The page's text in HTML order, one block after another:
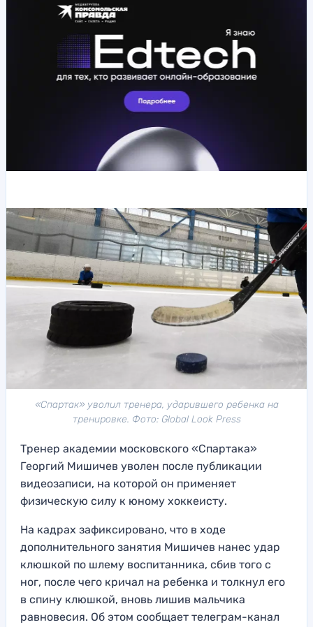
«Спартак» уволил тренера, ударившего ребенка на
тренировке. Фото: Global Look Press
Тренер академии московского «Спартака»
Георгий Мишичев уволен после публикации
видеозаписи, на которой он применяет
физическую силу к юному хоккеисту.
На кадрах зафиксировано, что в ходе
дополнительного занятия Мишичев нанес удар
клюшкой по шлему воспитанника, сбив того с
ног, после чего кричал на ребенка и толкнул его
в спину клюшкой, вновь лишив мальчика
равновесия. Об этом сообщает телеграм-канал